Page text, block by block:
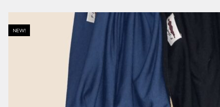
NEW!